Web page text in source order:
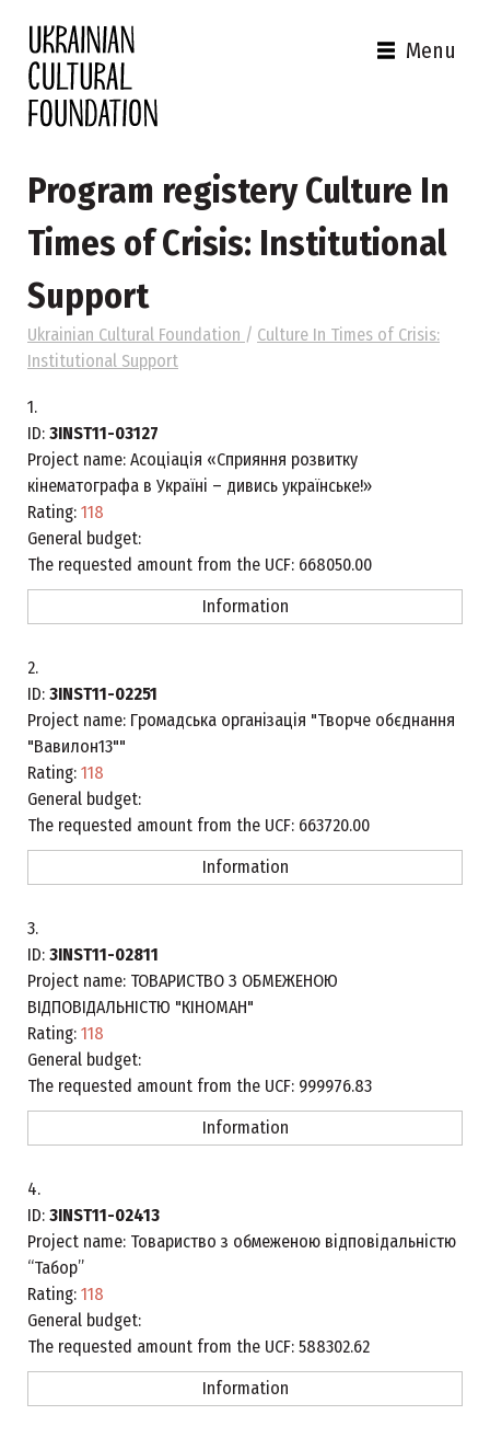
Menu
Program registery Culture In
Times of Crisis: Institutional
Support
Ukrainian Cultural Foundation / Culture In Times of Crisis:
Institutional Support
1.
ID: 3INST11-03127
Project name: Асоціація «Сприяння розвитку
кінематографа в Україні – дивись українське!»
Rating: 118
General budget:
The requested amount from the UCF: 668050.00
Information
2.
ID: 3INST11-02251
Project name: Громадська організація "Творче обєднання
"Вавилон13""
Rating: 118
General budget:
The requested amount from the UCF: 663720.00
Information
3.
ID: 3INST11-02811
Project name: ТОВАРИСТВО З ОБМЕЖЕНОЮ
ВІДПОВІДАЛЬНІСТЮ "КІНОМАН"
Rating: 118
General budget:
The requested amount from the UCF: 999976.83
Information
4.
ID: 3INST11-02413
Project name: Товариство з обмеженою відповідальністю
“Табор”
Rating: 118
General budget:
The requested amount from the UCF: 588302.62
Information